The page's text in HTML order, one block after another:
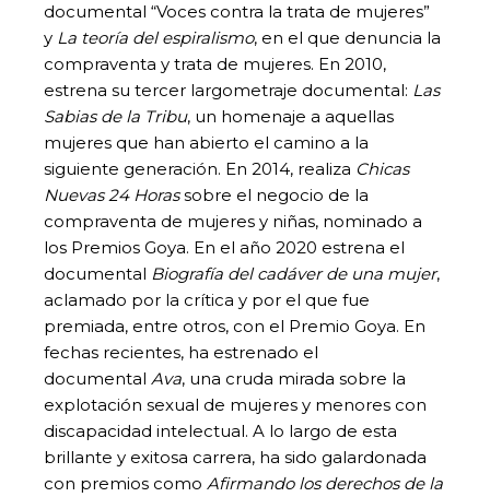
documental “Voces contra la trata de mujeres”
y La teoría del espiralismo, en el que denuncia la
compraventa y trata de mujeres. En 2010,
estrena su tercer largometraje documental: Las
Sabias de la Tribu, un homenaje a aquellas
mujeres que han abierto el camino a la
siguiente generación. En 2014, realiza Chicas
Nuevas 24 Horassobre el negocio de la
compraventa de mujeres y niñas, nominado a
los Premios Goya. En el año 2020 estrena el
documental Biografía del cadáver de una mujer,
aclamado por la crítica y por el que fue
premiada, entre otros, con el Premio Goya. En
fechas recientes, ha estrenado el
documental Ava, una cruda mirada sobre la
explotación sexual de mujeres y menores con
discapacidad intelectual. A lo largo de esta
brillante y exitosa carrera, ha sido galardonada
con premios como Afirmando los derechos de la